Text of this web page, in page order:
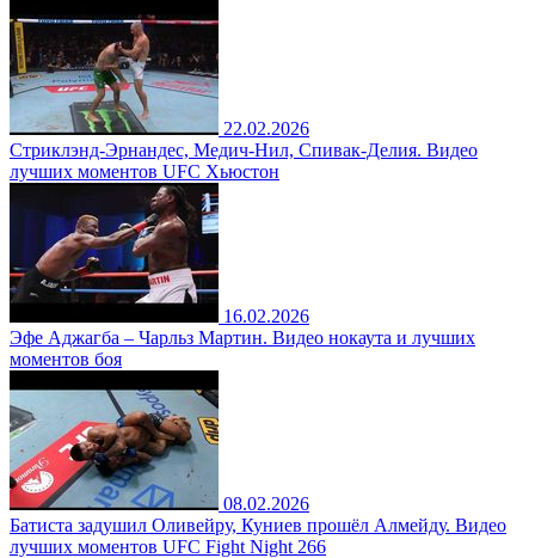
22.02.2026
Стриклэнд-Эрнандес, Медич-Нил, Спивак-Делия. Видео
лучших моментов UFC Хьюстон
16.02.2026
Эфе Аджагба – Чарльз Мартин. Видео нокаута и лучших
моментов боя
08.02.2026
Батиста задушил Оливейру, Куниев прошёл Алмейду. Видео
лучших моментов UFC Fight Night 266